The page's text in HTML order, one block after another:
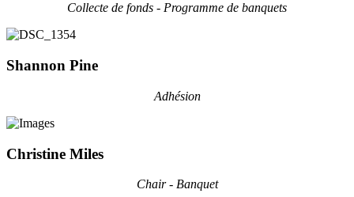
Collecte de fonds - Programme de banquets
Shannon Pine
Adhésion
Christine Miles
Chair - Banquet